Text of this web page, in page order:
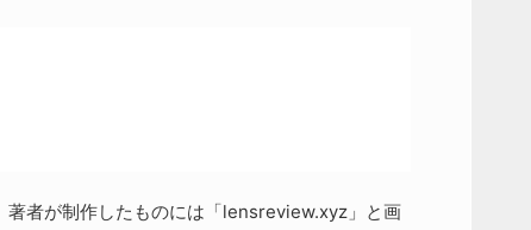
著者が制作したものには「lensreview.xyz」と画